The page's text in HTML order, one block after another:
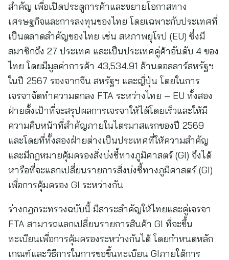
สำคัญ เพื่อเปิดประตูการค้าและขยายโอกาสทาง
เศรษฐกิจและการลงทุนของไทย โดยเฉพาะกับประเทศที่
เป็นตลาดสำคัญของไทย เช่น สหภาพยุโรป (EU) ซึ่งมี
สมาชิกถึง 27 ประเทศ และเป็นประเทศคู่ค้าอันดับ 4 ของ
ไทย โดยมีมูลค่าการค้า 43,534.91 ล้านดอลลาร์สหรัฐฯ
ในปี 2567 รองจากจีน สหรัฐฯ และญี่ปุ่น โดยในการ
เจรจาจัดทำความตกลง FTA ระหว่างไทย – EU ทั้งสอง
ฝ่ายตั้งเป้าที่จะสรุปผลการเจรจาให้ได้โดยเร็วและให้มี
ความคืบหน้าที่สำคัญภายในไตรมาสแรกของปี 2569
และโดยที่ทั้งสองฝ่ายต่างเป็นประเทศที่ให้ความสำคัญ
และมีกฎหมายคุ้มครองสิ่งบ่งชี้ทางภูมิศาสตร์ (GI) จึงได้
หารือที่จะแลกเปลี่ยนรายการสิ่งบ่งชี้ทางภูมิศาสตร์ (GI)
เพื่อการคุ้มครอง GI ระหว่างกัน
ร่างกฎกระทรวงฉบับนี้ มีสาระสำคัญให้ไทยและคู่เจรจา
FTA สามารถแลกเปลี่ยนรายการสินค้า GI ที่จะขึ้น
ทะเบียนเพื่อการคุ้มครองระหว่างกันได้ โดยกำหนดหลัก
เกณฑ์และวิธีการในการขอขึ้นทะเบียน GIภายใต้การ